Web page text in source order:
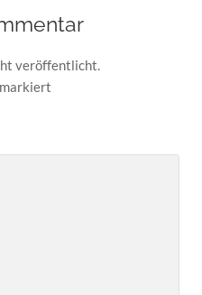
veröffentlicht.
markiert